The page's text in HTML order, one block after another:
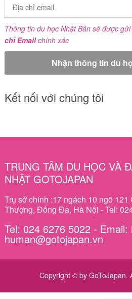
Thông tin du học Nhật Bản sẽ được
chỉ Emailchính xác
Kết nối với chúng tôi
TRUNG TÂM DU HỌC VÀ
NHẬT GOTOJAPAN
Trụ sở chính :17 ngách 10 ngõ 121
Thượng, Đống Đa, Hà Nội - Tel:
Tel: 024 6276 5022 - Email:
human@gotojapan.vn
Copyright © by GoToJapan.